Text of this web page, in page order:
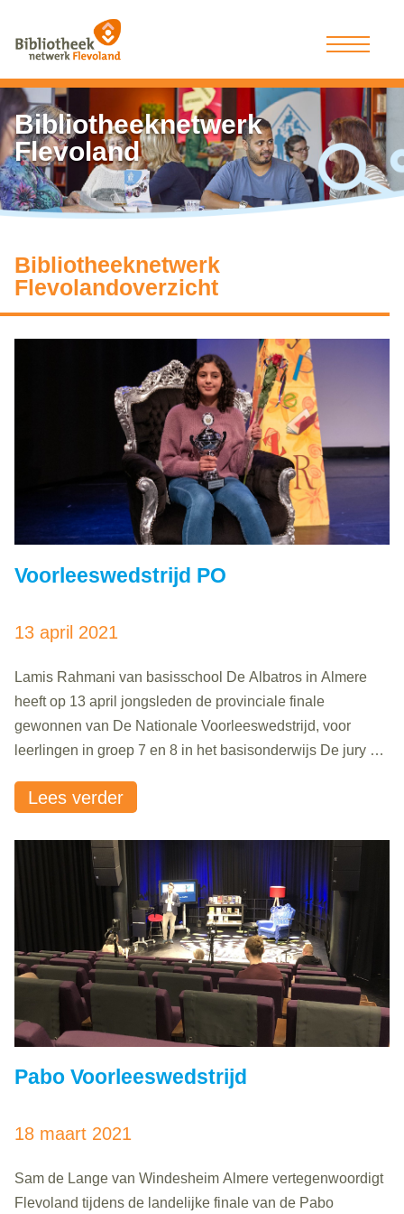
Bibliotheeknetwerk
Flevoland
Bibliotheeknetwerk
Flevolandoverzicht
Voorleeswedstrijd PO
13 april 2021
Lamis Rahmani van basisschool De Albatros in Almere
heeft op 13 april jongsleden de provinciale finale
gewonnen van De Nationale Voorleeswedstrijd, voor
leerlingen in groep 7 en 8 in het basisonderwijs De jury die
emoties, had geen gemakkelijke taak, maar was
Lees verder
Pabo Voorleeswedstrijd
18 maart 2021
Sam de Lange van Windesheim Almere vertegenwoordigt
Flevoland tijdens de landelijke finale van de Pabo